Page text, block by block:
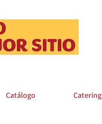
Catálogo Catering